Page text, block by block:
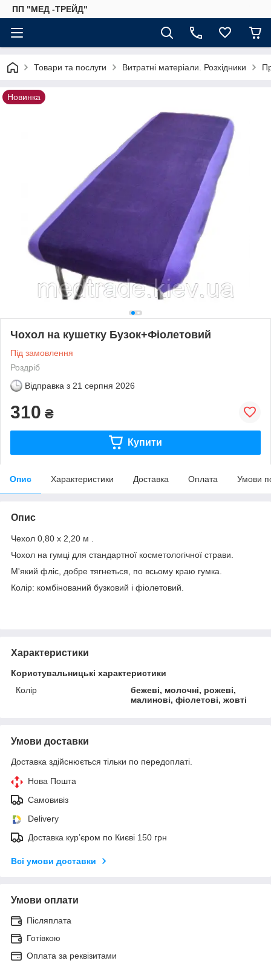
ПП "МЕД -ТРЕЙД"
Товари та послуги Витратні матеріали. Розхідники
Новинка
Чохол на кушетку Бузок+Фіолетовий
Під замовлення
Роздріб
Відправка з 21 серпня 2026
310 ₴
Купити
Опис Характеристики Доставка Оплата Умови
Опис
Чехол 0,80 х 2,20 м .
Чохол на гумці для стандартної косметологічної страви.
М'який фліс, добре тягнеться, по всьому краю гумка.
Колір: комбінований бузковий і фіолетовий.
Характеристики
Користувальницькі характеристики
Колір
бежеві, молочні, рожеві,
малинові, фіолетові, жовті
Умови доставки
Доставка здійснюється тільки по передоплаті.
Нова Пошта
Самовивіз
Delivery
Доставка кур’єром по Києві 150 грн
Всі умови доставки
Умови оплати
Післяплата
Готівкою
Оплата за реквізитами